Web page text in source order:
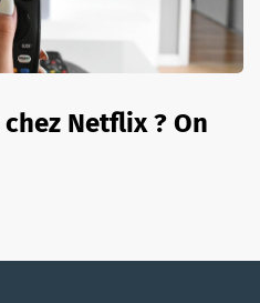
Netflix ? On